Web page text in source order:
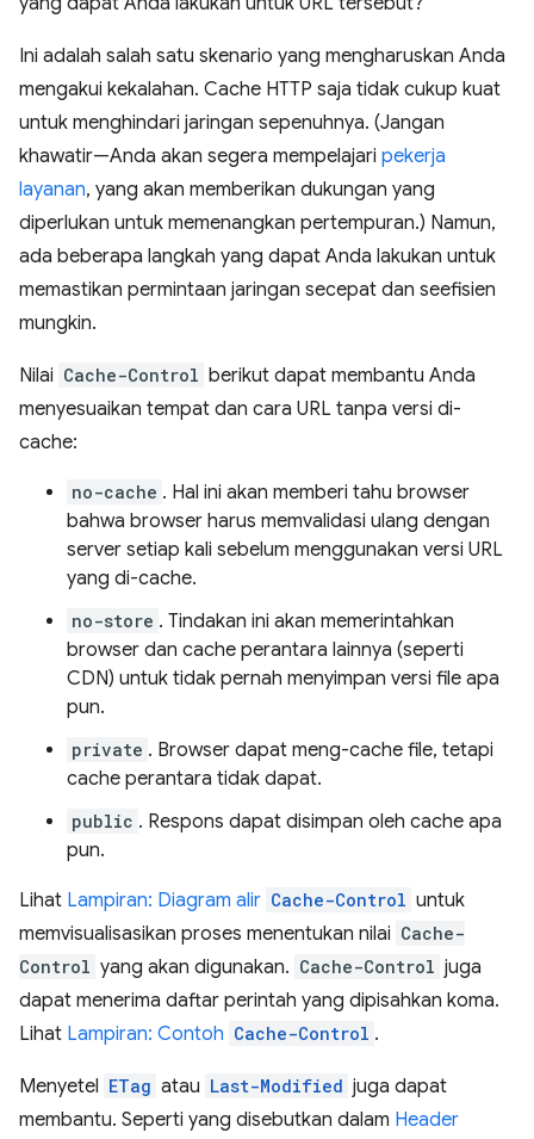
Ini adalah salah satu skenario yang mengharuskan Anda
mengakui kekalahan. Cache HTTP saja tidak cukup kuat
untuk menghindari jaringan sepenuhnya. (Jangan
khawatir—Anda akan segera mempelajari pekerja
layanan, yang akan memberikan dukungan yang
diperlukan untuk memenangkan pertempuran.) Namun,
ada beberapa langkah yang dapat Anda lakukan untuk
memastikan permintaan jaringan secepat dan seefisien
mungkin.
Nilai Cache-Control berikut dapat membantu Anda
menyesuaikan tempat dan cara URL tanpa versi di-
cache:
no-cache . Hal ini akan memberi tahu browser
bahwa browser harus memvalidasi ulang dengan
server setiap kali sebelum menggunakan versi URL
yang di-cache.
no-store . Tindakan ini akan memerintahkan
browser dan cache perantara lainnya (seperti
CDN) untuk tidak pernah menyimpan versi file apa
pun.
private . Browser dapat meng-cache file, tetapi
cache perantara tidak dapat.
public . Respons dapat disimpan oleh cache apa
pun.
Lihat Lampiran: Diagram alir Cache-Control untuk
memvisualisasikan proses menentukan nilai Cache-
Control yang akan digunakan. Cache-Control juga
dapat menerima daftar perintah yang dipisahkan koma.
Lihat Lampiran: Contoh Cache-Control .
Menyetel ETag atau Last-Modified juga dapat
membantu. Seperti yang disebutkan dalam Header